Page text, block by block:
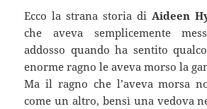
Ecco la strana storia di Aideen
che aveva semplicemente
addosso quando ha sentito
enorme ragno le aveva morso la
Ma il ragno che l’aveva morsa
come un altro, bensì una vedova